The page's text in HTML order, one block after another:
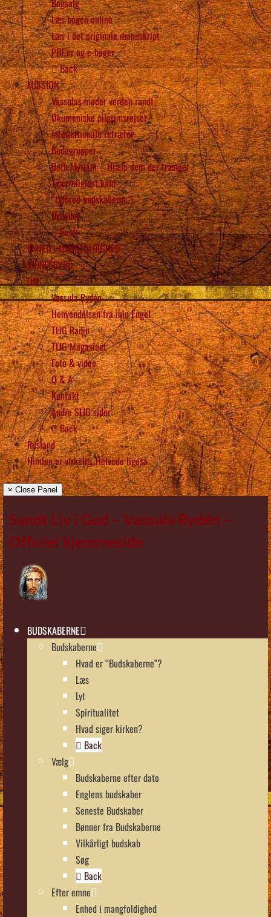
Bogsalg
Læs bogen online
Læs i det originale manuskript
PDF’er og e-bøger
Back
MISSION
Vassulas møder verden rundt
Økumeniske pilgrimsrejser
Internationale retræter
Bedegrupper
Beth Myriam – Hjælp dem der trænger
Tværreligiøst kald
“Udbred budskaberne”!
Nyheder
Back
ENHED i MANGFOLDIGHED
VIDNESBYRD
OM
Vassula Rydén
Henvendelsen fra min Engel
TLIG Radio
TLIG Magasinet
Foto & video
Q & A
Kontakt
Andre SLIG sider
Back
Rusland
Himlen er virkelig, Helvede ligeså
× Close Panel
Sandt Liv i Gud – Vassula Rydén –
Officiel hjemmeside
BUDSKABERNE
Budskaberne
Hvad er “Budskaberne”?
Læs
Lyt
Spiritualitet
Hvad siger kirken?
Back
Vælg
Budskaberne efter dato
Englens budskaber
Seneste Budskaber
Bønner fra Budskaberne
Vilkårligt budskab
Søg
Back
Efter emne
Enhed i mangfoldighed